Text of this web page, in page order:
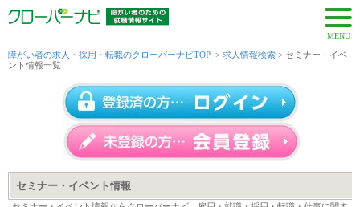
MENU
障がい者の求人・採用・転職のクローバーナビTOP > 求人情報検索 > セミナー・イベ
ント情報一覧
セミナー・イベント情報